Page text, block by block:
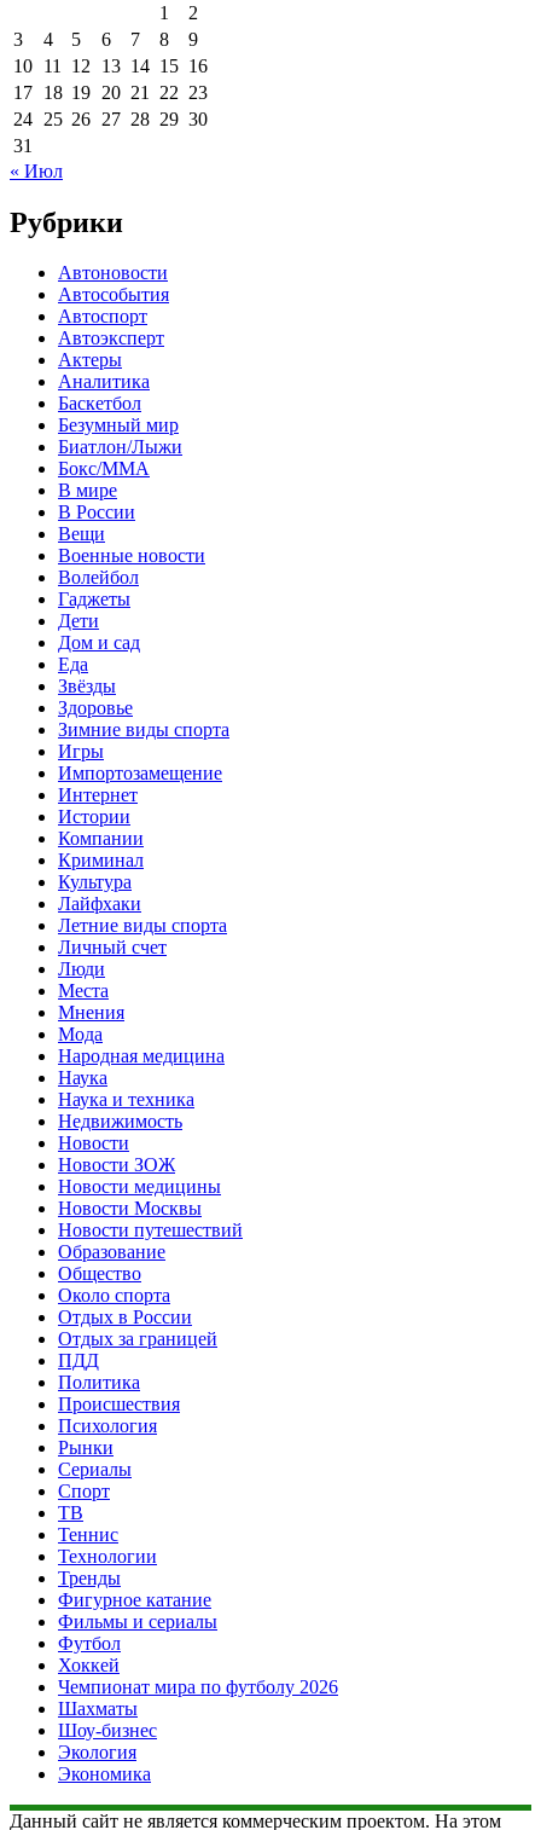
1
2
3
4 5 6 7 8
9
10 11 12 13 14 15 16
17 18 19 20 21 22 23
24 25 26 27 28 29 30
31
« Июл
Рубрики
Автоновости
Автособытия
Автоспорт
Автоэксперт
Актеры
Аналитика
Баскетбол
Безумный мир
Биатлон/Лыжи
Бокс/MMA
В мире
В России
Вещи
Военные новости
Волейбол
Гаджеты
Дети
Дом и сад
Еда
Звёзды
Здоровье
Зимние виды спорта
Игры
Импортозамещение
Интернет
Истории
Компании
Криминал
Культура
Лайфхаки
Летние виды спорта
Личный счет
Люди
Места
Мнения
Мода
Народная медицина
Наука
Наука и техника
Недвижимость
Новости
Новости ЗОЖ
Новости медицины
Новости Москвы
Новости путешествий
Образование
Общество
Около спорта
Отдых в России
Отдых за границей
ПДД
Политика
Происшествия
Психология
Рынки
Сериалы
Спорт
ТВ
Теннис
Технологии
Тренды
Фигурное катание
Фильмы и сериалы
Футбол
Хоккей
Чемпионат мира по футболу 2026
Шахматы
Шоу-бизнес
Экология
Экономика
Данный сайт не является коммерческим проектом. На этом